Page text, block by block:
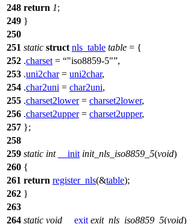
248 return 1;
249 }
250
251 static struct nls_table table = {
252 .charset = "iso8859-5" ,
253 .uni2char= uni2char,
254 .char2uni = char2uni,
255 .charset2lower= charset2lower,
256 .charset2upper= charset2upper,
257 };
258
259 static int __init init_nls_iso8859_5(void)
260 {
261 return register_nls(&table);
262 }
263
264 static void __exit exit_nls_iso8859_5(void)